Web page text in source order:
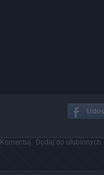
Komentuj Dodaj do ulubionych